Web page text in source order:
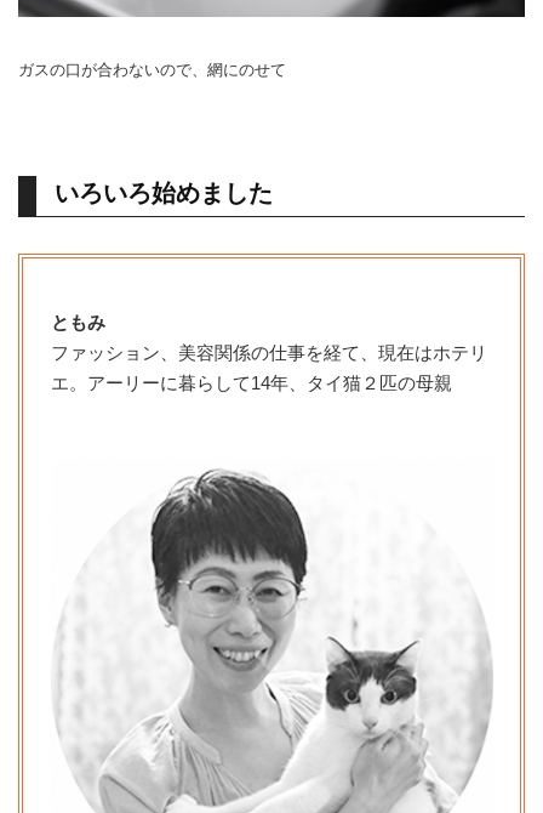
ガスの口が合わないので、網にのせて
いろいろ始めました
ともみ
ファッション、美容関係の仕事を経て、現在はホテリ
エ。アーリーに暮らして14年、タイ猫２匹の母親